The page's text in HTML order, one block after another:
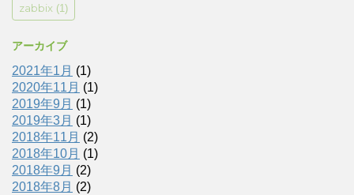
zabbix (1)
アーカイブ
2021年1月 (1)
2020年11月 (1)
2019年9月 (1)
2019年3月 (1)
2018年11月 (2)
2018年10月 (1)
2018年9月 (2)
2018年8月 (2)